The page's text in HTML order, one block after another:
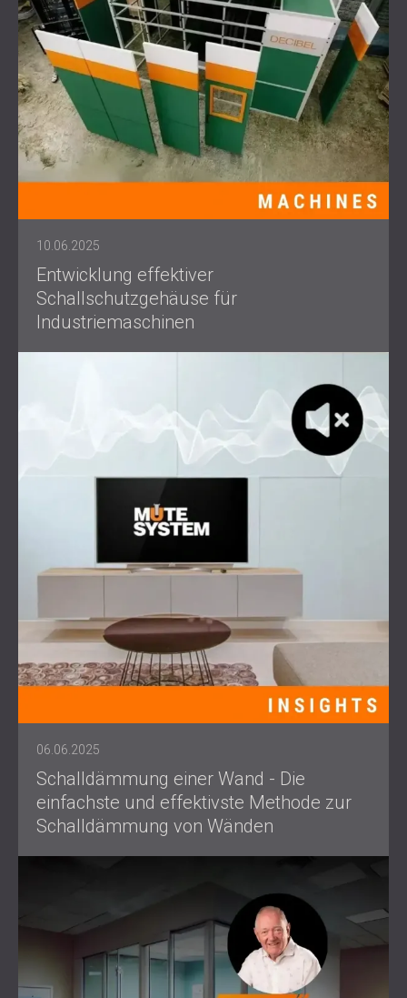
10.06.2025
Entwicklung effektiver
Schallschutzgehäuse für
Industriemaschinen
06.06.2025
Schalldämmung einer Wand - Die
einfachste und effektivste Methode zur
Schalldämmung von Wänden